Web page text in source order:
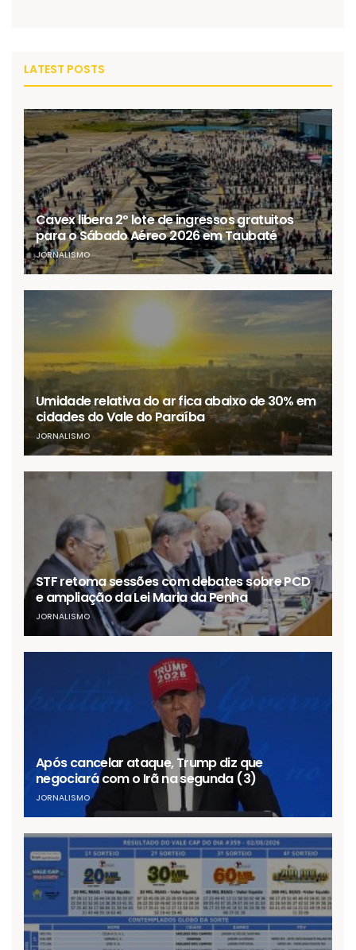
LATEST POSTS
Cavex libera 2º lote de ingressos gratuitos
para o Sábado Aéreo 2026 em Taubaté
JORNALISMO
Umidade relativa do ar fica abaixo de 30% em
cidades do Vale do Paraíba
JORNALISMO
STF retoma sessões com debates sobre PCD
e ampliação da Lei Maria da Penha
JORNALISMO
Após cancelar ataque, Trump diz que
negociará com o Irã na segunda (3)
JORNALISMO